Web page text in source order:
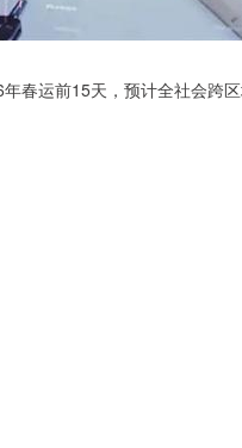
春运前15天，预计全社会跨
0.93%